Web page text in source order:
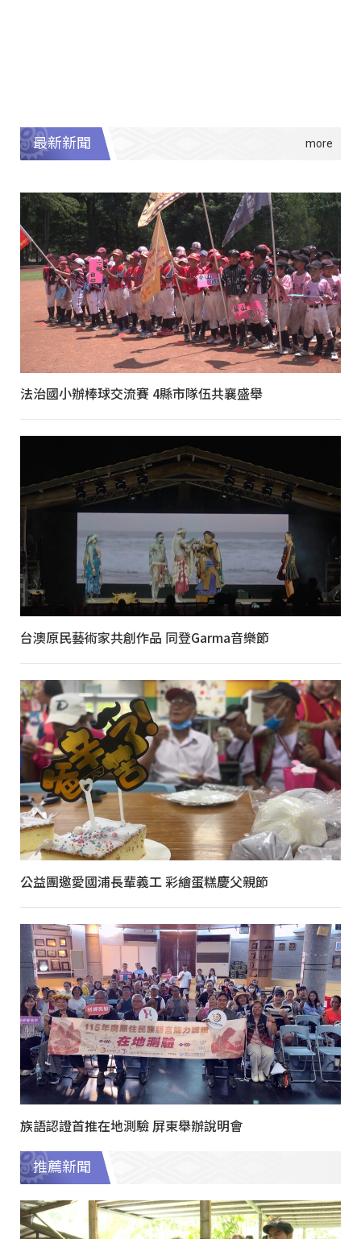
最新新聞
法治國小辦棒球交流賽 4縣市隊伍共襄盛舉
台澳原民藝術家共創作品 同登Garma音樂節
公益團邀愛國浦長輩義工 彩繪蛋糕慶父親節
族語認證首推在地測驗 屏東舉辦說明會
推薦新聞